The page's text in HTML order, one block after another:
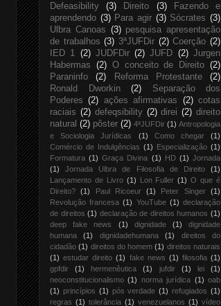
Defeasibility
(3) Direito (3)
Fazendo e
aprendendo (3) Para agir (3) Sócrates (3)
Ulbra Canoas (3) pesquisa apresentação
de trabalhos (3) 3ªJUFDir (2) Coerção (2)
IED 1 (2) JUDFDir (2) JUFD (2) Jurgen
Habermas
(2) O conceito de Direito (2)
Paraninfo
(2) Reforma Protestante
(2)
Ronald Dworkin
(2)
Separação dos
Poderes
(2) ações afirmativas (2) cotas
raciais (2) defeqsibility (2) direi (2) direito
natural (2) pôster (2) 4ªJUFDir (1) Antropologia
e Sociologia Jurídicas
(1) Como chegar
(1)
Comércio de Indulgências (1) Especialização (1)
Formatura (1) Graça Divina (1) HD (1) Jornada
(1)
Jornada Ulbra de Filosofia de Direito
(1)
Lançamento de Livro (1) Lon Fuller (1) O que é
Direito?
(1) Paul Ricoeur (1) Peter Singer
(1)
Revolução francesa (1) YouTube (1) declaração
de direitos (1) declaração de direitos humanos (1)
deep fake news
(1) dignidade (1)
dignidade
humana
(1) dignidadehumana (1)
direitos do
cidadão (1) direitos do homem (1) direitos naturais
(1) estudar direito (1) fake news (1) filosofia (1)
gpfdir
(1) hermenêutica (1) jufdir (1) lei
(1)
neoconstitucionalismo (1) norma jurídica (1) oab
(1) princípios (1) pós verdade (1) refugiados (1)
regras (1) tolerância (1) venezuelanos (1) vídeo